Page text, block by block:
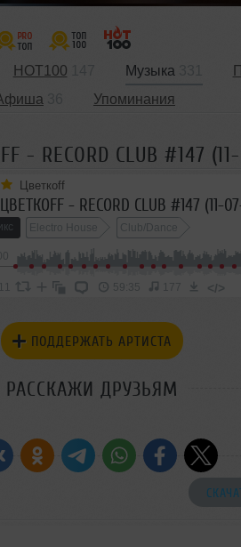
HOT100 Музыка
Упоминания
- RECORD CLUB #147
Цветкоff
- RECORD CLUB #147 (11-
Electro House Club/Dance
59:35 177 </>
ПОДДЕРЖАТЬ АРТИСТА
РАССКАЖИ ДРУЗЬЯМ